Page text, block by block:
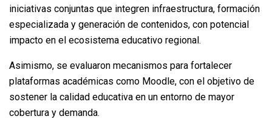
iniciativas conjuntas que integren infraestructura, formación
especializada y generación de contenidos, con potencial
impacto en el ecosistema educativo regional.
Asimismo, se evaluaron mecanismos para fortalecer
plataformas académicas como Moodle, con el objetivo de
sostener la calidad educativa en un entorno de mayor
cobertura y demanda.